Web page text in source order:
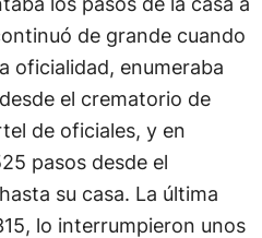
de grande cuando
oficialidad, enumeraba
el crematorio de
de oficiales, y en
pasos desde el
su casa. La última
lo interrumpieron unos